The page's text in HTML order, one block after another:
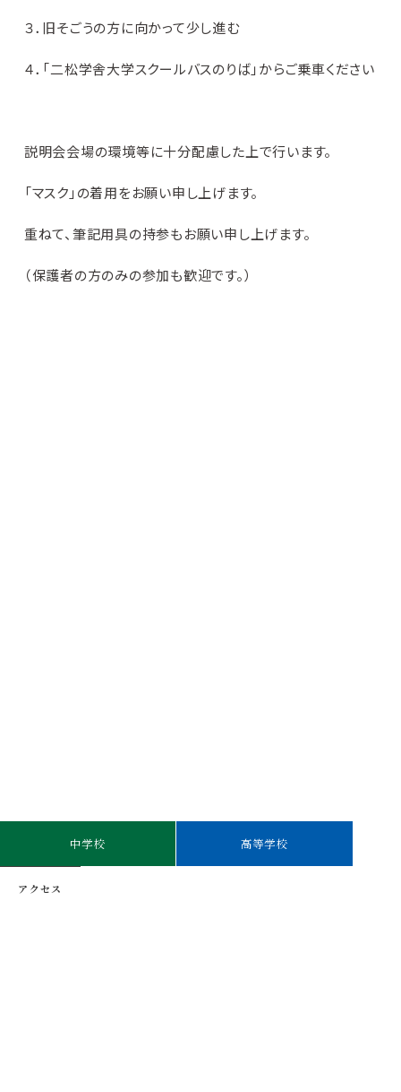
中学校 高等学校
アクセス
３．旧そごうの方に向かって少し進む
４．「二松学舎大学スクールバスのりば」からご乗車ください
説明会会場の環境等に十分配慮した上で行います。
「マスク」の着用をお願い申し上げます。
重ねて、筆記用具の持参もお願い申し上げます。
（保護者の方のみの参加も歓迎です。）